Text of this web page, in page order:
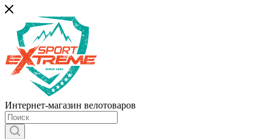
Интернет-магазин велотоваров